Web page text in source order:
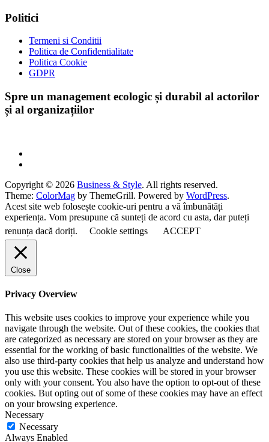
Politici
Termeni si Conditii
Politica de Confidentialitate
Politica Cookie
GDPR
Spre un management ecologic și durabil al actorilor
și al organizațiilor
Copyright © 2026 Business & Style. All rights reserved.
Theme: ColorMag by ThemeGrill. Powered by WordPress.
Acest site web folosește cookie-uri pentru a vă îmbunătăți
experiența. Vom presupune că sunteți de acord cu asta, dar puteți
renunța dacă doriți.
Cookie settings ACCEPT
Close
Privacy Overview
This website uses cookies to improve your experience while you
navigate through the website. Out of these cookies, the cookies that
are categorized as necessary are stored on your browser as they are
essential for the working of basic functionalities of the website. We
also use third-party cookies that help us analyze and understand how
you use this website. These cookies will be stored in your browser
only with your consent. You also have the option to opt-out of these
cookies. But opting out of some of these cookies may have an effect
on your browsing experience.
Necessary
Necessary
Always Enabled